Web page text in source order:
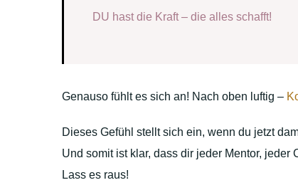
DU hast die Kraft – die alles schafft!
Genauso fühlt es sich an! Nach oben luftig –
Dieses Gefühl stellt sich ein, wenn du jetzt
Und somit ist klar, dass dir jeder Mentor,
Lass es raus!